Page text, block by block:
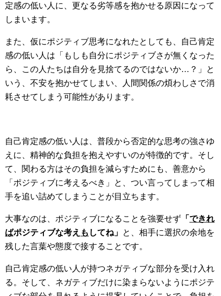
定感の低い人に、更なる劣等感を抱かせる原因になって
しまいます。
また、仮にポジティブ思考になれたとしても、自己肯定
感の低い人は「もしも自分にポジティブさが無くなった
ら、この人たちは自分を見捨てるのではないか…？」と
いう、不安を抱かせてしまい、人間関係の煩わしさで消
耗させてしまう可能性があります。
自己肯定感の低い人は、普段から否定的な思考の強さゆ
えに、精神的な負担を抱えやすいのが特徴的です。そし
て、関わる方はその負担を減らすためにも、善意から
「ポジティブに考えるべき」と、つい言ってしまって相
手を追い詰めてしまうことが目立ちます。
大事なのは、ポジティブになることを強要せず 「 できれ
ばポジティブな考え も してね」
と、相手に選択の余地を
残した言葉や態度で接することです。
自己肯定感の低い人が持つネガティブな部分を受け入れ
る。そして、ネガティブだけに染まらないようにポジテ